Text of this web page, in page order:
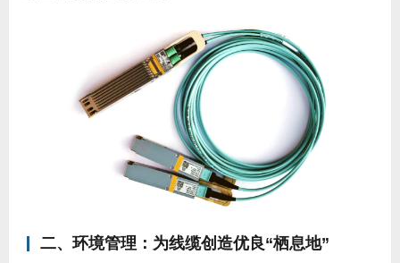
二、环境管理：为线缆创造优良“栖息地”